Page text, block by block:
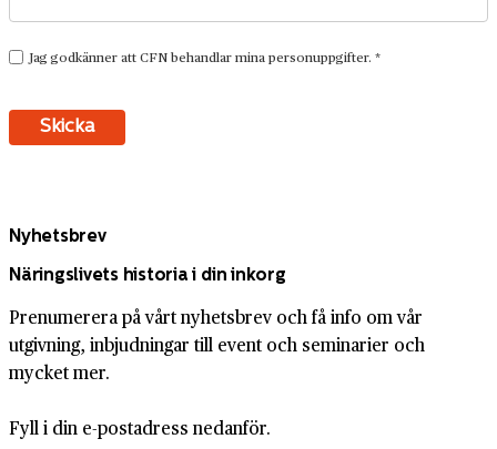
Nyhetsbrev
Näringslivets historia i din inkorg
Prenumerera på vårt nyhetsbrev och få info om vår
utgivning, inbjudningar till event och seminarier och
mycket mer.
Fyll i din e-postadress nedanför.